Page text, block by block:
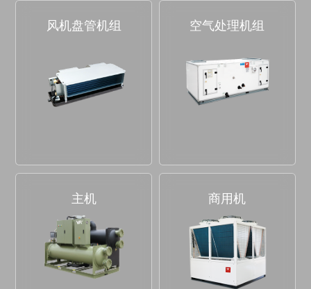
风机盘管机组 空气处理机组
主机 商用机